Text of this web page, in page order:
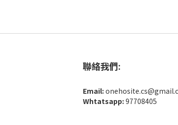
聯絡我們:
Email:
Whtatsapp: 97708405